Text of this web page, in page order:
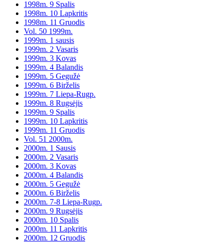
1998m. 9 Spalis
1998m. 10 Lapkritis
1998m. 11 Gruodis
Vol. 50 1999m.
1999m. 1 sausis
1999m. 2 Vasaris
1999m. 3 Kovas
1999m. 4 Balandis
1999m. 5 Gegužė
1999m. 6 Birželis
1999m. 7 Liepa-Rugp.
1999m. 8 Rugsėjis
1999m. 9 Spalis
1999m. 10 Lapkritis
1999m. 11 Gruodis
Vol. 51 2000m.
2000m. 1 Sausis
2000m. 2 Vasaris
2000m. 3 Kovas
2000m. 4 Balandis
2000m. 5 Gegužė
2000m. 6 Birželis
2000m. 7-8 Liepa-Rugp.
2000m. 9 Rugsėjis
2000m. 10 Spalis
2000m. 11 Lapkritis
2000m. 12 Gruodis